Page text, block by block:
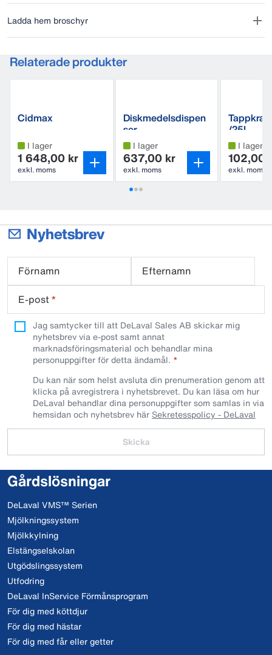
Ladda hem broschyr
Relaterade produkter
Cidmax
I lager
1 648,00 kr
exkl. moms
Diskmedelsdispen
ser
I lager
637,00 kr
exkl. moms
Tappkran
/25L
I lager
102,00
exkl. moms
Nyhetsbrev
Förnamn
Efternamn
E-post*
Jag samtycker till att DeLaval Sales AB skickar mig
nyhetsbrev via e-post samt annat
marknadsföringsmaterial och behandlar mina
personuppgifter för detta ändamål.
Du kan när som helst avsluta din prenumeration genom att
klicka på avregistrera i nyhetsbrevet. Du kan läsa om hur
DeLaval behandlar dina personuppgifter som samlas in via
hemsidan och nyhetsbrev här Sekretesspolicy - DeLaval
Skicka
Gårdslösningar
DeLaval VMS™ Serien
Mjölkningssystem
Mjölkkylning
Elstängselskolan
Utgödslingssystem
Utfodring
DeLaval InService Förmånsprogram
För dig med köttdjur
För dig med hästar
För dig med får eller getter